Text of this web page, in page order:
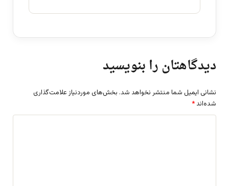
دیدگاهتان را بنویسید
نشانی ایمیل شما منتشر نخواهد شد. بخش‌های موردنیاز علامت‌گذاری
شده‌اند *